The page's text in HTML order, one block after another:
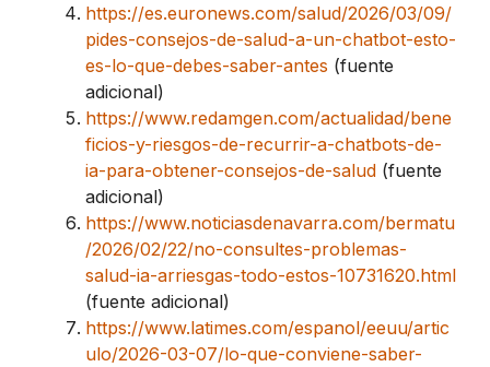
https://es.euronews.com/salud/2026/03/09/
pides-consejos-de-salud-a-un-chatbot-esto-
es-lo-que-debes-saber-antes (fuente
adicional)
https://www.redamgen.com/actualidad/bene
ficios-y-riesgos-de-recurrir-a-chatbots-de-
ia-para-obtener-consejos-de-salud (fuente
adicional)
https://www.noticiasdenavarra.com/bermatu
/2026/02/22/no-consultes-problemas-
salud-ia-arriesgas-todo-estos-10731620.html
(fuente adicional)
https://www.latimes.com/espanol/eeuu/artic
ulo/2026-03-07/lo-que-conviene-saber-